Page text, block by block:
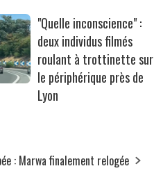
"Quelle inconscience" :
deux individus filmés
roulant à trottinette sur
le périphérique près de
Lyon
: Marwa finalement relogée